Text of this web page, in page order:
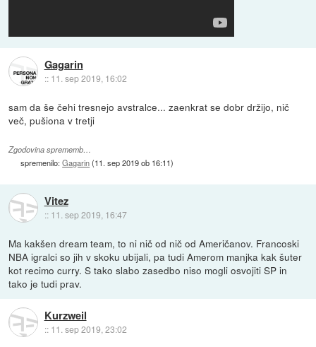
Gagarin
:: 11. sep 2019, 16:02
sam da še čehi tresnejo avstralce... zaenkrat se dobr držijo, nič
več, pušiona v tretji
Zgodovina sprememb…
spremenilo:Gagarin(11. sep 2019 ob 16:11)
Vitez
:: 11. sep 2019, 16:47
Ma kakšen dream team, to ni nič od nič od Američanov. Francoski
NBA igralci so jih v skoku ubijali, pa tudi Amerom manjka kak šuter
kot recimo curry. S tako slabo zasedbo niso mogli osvojiti SP in
tako je tudi prav.
Kurzweil
:: 11. sep 2019, 23:02